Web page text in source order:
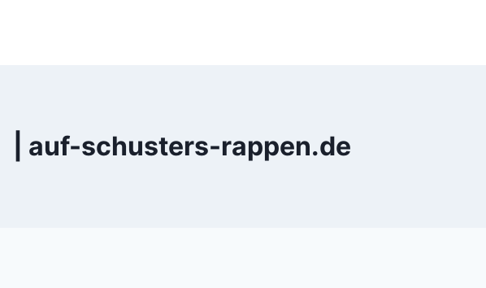
| auf-schusters-rappen.de